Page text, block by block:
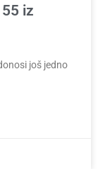
iz
još jedno